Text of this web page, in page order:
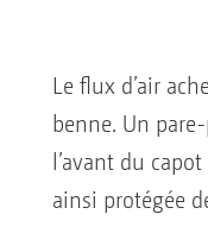
Le flux d’air
benne. Un
l’avant du
ainsi protégée